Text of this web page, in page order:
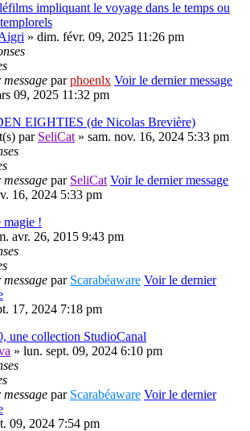
impliquant le voyage dans le temps ou
» dim. févr. 09, 2025 11:26 pm
parphoenlx Voir le dernier message
09, 2025 11:32 pm
EIGHTIES (de Nicolas Brevière)
par SeliCat » sam. nov. 16, 2024 5:33 pm
par SeliCat Voir le dernier message
16, 2024 5:33 pm
magie !
avr. 26, 2015 9:43 pm
par Scarabéaware Voir le dernier
17, 2024 7:18 pm
une collection StudioCanal
» lun. sept. 09, 2024 6:10 pm
par Scarabéaware Voir le dernier
09, 2024 7:54 pm